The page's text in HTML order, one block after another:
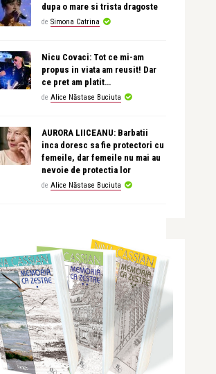
dupa o mare si trista dragoste
de Simona Catrina
Nicu Covaci: Tot ce mi-am
propus in viata am reusit! Dar
ce pret am platit…
de Alice Năstase Buciuta
AURORA LIICEANU: Barbatii
inca doresc sa fie protectori cu
femeile, dar femeile nu mai au
nevoie de protectia lor
de Alice Năstase Buciuta